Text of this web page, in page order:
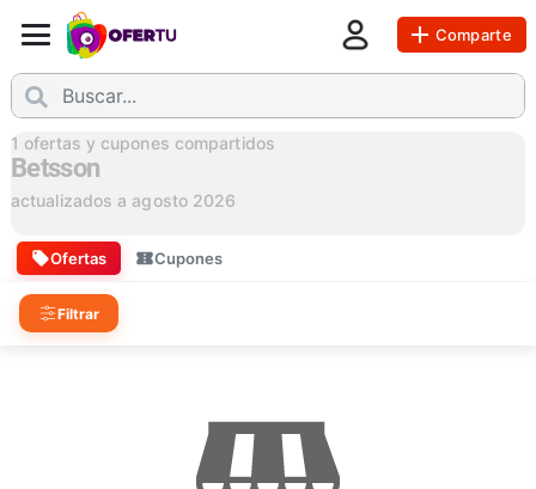
Comparte
1 ofertas y cupones compartidos
Betsson
actualizados a agosto 2026
Ofertas Cupones
Filtrar